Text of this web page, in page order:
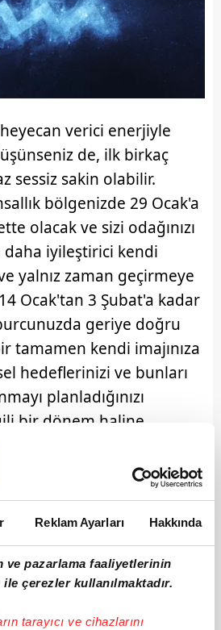
Reklam Ayarları Hakkında
ve pazarlama faaliyetlerinin
çerezler kullanılmaktadır.
tarayıcı ve cihazlarını
verici enerjiyle
de, ilk birkaç
sessiz sakin olabilir.
bölgenizde 29 Ocak'a
olacak ve sizi odağınızı
daha iyileştirici kendi
yalnız zaman geçirmeye
Ocak'tan 3 Şubat'a kadar
geriye doğru
tamamen kendi imajınıza
hedeflerinizi ve bunları
planladığınızı
bir dönem haline